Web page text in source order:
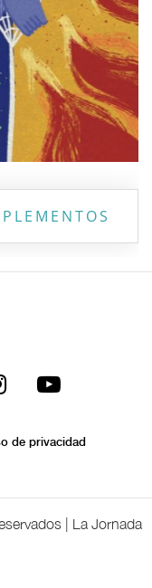
de privacidad
| La Jornada